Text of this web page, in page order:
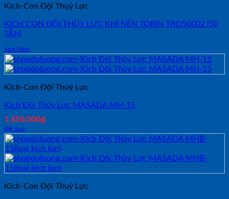
Kích-Con Đội Thuỷ Lực
KÍCH CON ĐỘI THỦY LỰC KHÍ NÉN TORIN TRQ50002 (50
TẤN)
Xem thêm
Kích-Con Đội Thuỷ Lực
Kích Đội Thủy Lực MASADA MH-15
1,410,000₫
Đặt mua
Kích-Con Đội Thuỷ Lực